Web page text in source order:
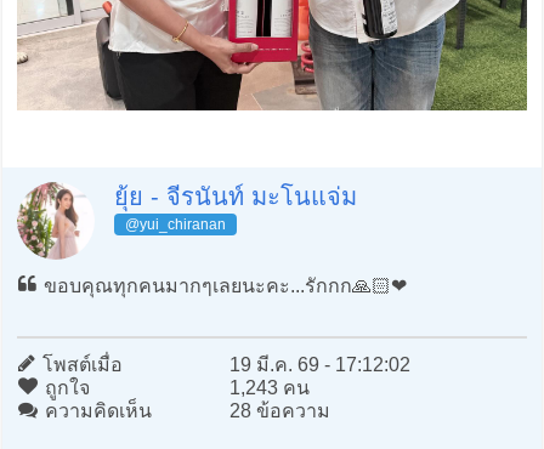
ยุ้ย - จีรนันท์ มะโนแจ่ม
@yui_chiranan
ขอบคุณทุกคนมากๆเลยนะคะ...รักกก🙏🏻❤️
โพสต์เมื่อ
19 มี.ค. 69 - 17:12:02
ถูกใจ
1,243 คน
ความคิดเห็น
28 ข้อความ